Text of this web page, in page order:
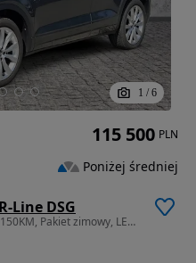
1 / 6
Line DSG
1498 cm3 • 150 KM • R-line, 1.5 TSI / 150KM, Pakiet zimowy, LED Plus. IQ Drive, FV 23%
115 500 PLN
Poniżej średniej